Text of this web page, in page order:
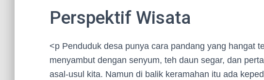
Perspektif Wisata
<p Penduduk desa punya cara pandang yang hangat
menyambut dengan senyum, teh daun segar, dan
asal-usul kita. Namun di balik keramahan itu ada